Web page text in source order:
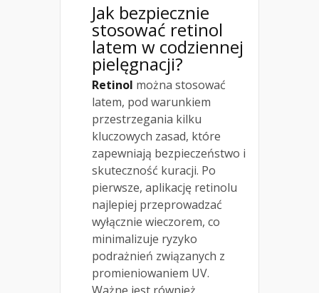
Jak bezpiecznie
stosować retinol
latem w codziennej
pielęgnacji?
Retinol można stosować
latem, pod warunkiem
przestrzegania kilku
kluczowych zasad, które
zapewniają bezpieczeństwo i
skuteczność kuracji. Po
pierwsze, aplikację retinolu
najlepiej przeprowadzać
wyłącznie wieczorem, co
minimalizuje ryzyko
podrażnień związanych z
promieniowaniem UV.